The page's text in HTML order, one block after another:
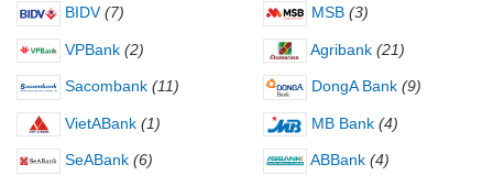
BIDV (7) MSB (3)
VPBank (2) Agribank (21)
Sacombank (11) DongA Bank (9)
VietABank (1) MB Bank (4)
SeABank (6) ABBank (4)